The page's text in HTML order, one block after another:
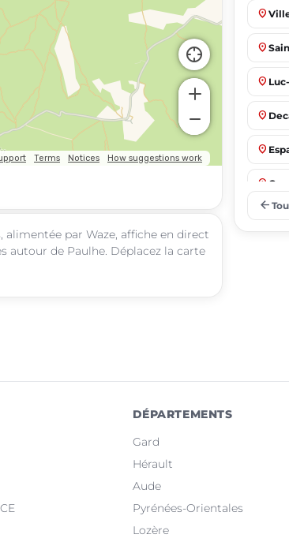
alimentée par Waze, affiche en direct
autour de Paulhe. Déplacez la carte
place
place
place
place
place
place
arrow_back
DÉPARTEMENTS
Gard
Hérault
Aude
Pyrénées-Orientales
Lozère